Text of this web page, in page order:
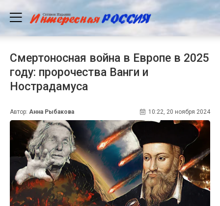
Смертоносная война в Европе в 2025
году: пророчества Ванги и
Нострадамуса
Автор: Анна Рыбакова 10:22, 20 ноября 2024